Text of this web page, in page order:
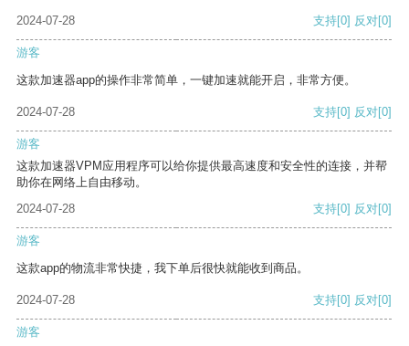
2024-07-28 支持[0] 反对[0]
游客
这款加速器app的操作非常简单，一键加速就能开启，非常方便。
2024-07-28 支持[0] 反对[0]
游客
这款加速器VPM应用程序可以给你提供最高速度和安全性的连接，并帮
助你在网络上自由移动。
2024-07-28
支持[0] 反对[0]
游客
这款app的物流非常快捷，我下单后很快就能收到商品。
2024-07-28 支持[0] 反对[0]
游客